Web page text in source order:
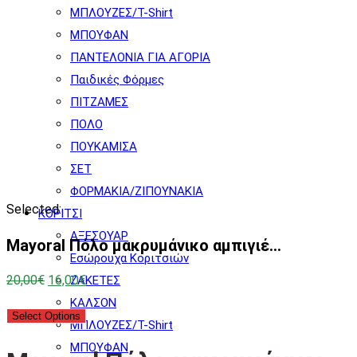
ΜΠΛΟΥΖΕΣ/T-Shirt
ΜΠΟΥΦΑΝ
ΠΑΝΤΕΛΟΝΙΑ ΓΙΑ ΑΓΟΡΙΑ
Παιδικές Φόρμες
ΠΙΤΖΑΜΕΣ
ΠΟΛΟ
ΠΟΥΚΑΜΙΣΑ
ΣΕΤ
ΦΟΡΜΑΚΙΑ/ΖΙΠΟΥΝΑΚΙΑ
ΚΟΡΙΤΣΙ
ΑΞΕΣΟΥΑΡ
Εσώρουχα Κοριτσιών
ΖΑΚΕΤΕΣ
ΚΑΛΣΟΝ
ΜΠΛΟΥΖΕΣ/T-Shirt
ΜΠΟΥΦΑΝ
Selected:
Mayoral Πόλο μακρυμάνικο αμπιγιέ…
20,00€ Original
price
was:
20,00€.
16,00€Η
τρέχουσα
τιμή
είναι:
Select Options